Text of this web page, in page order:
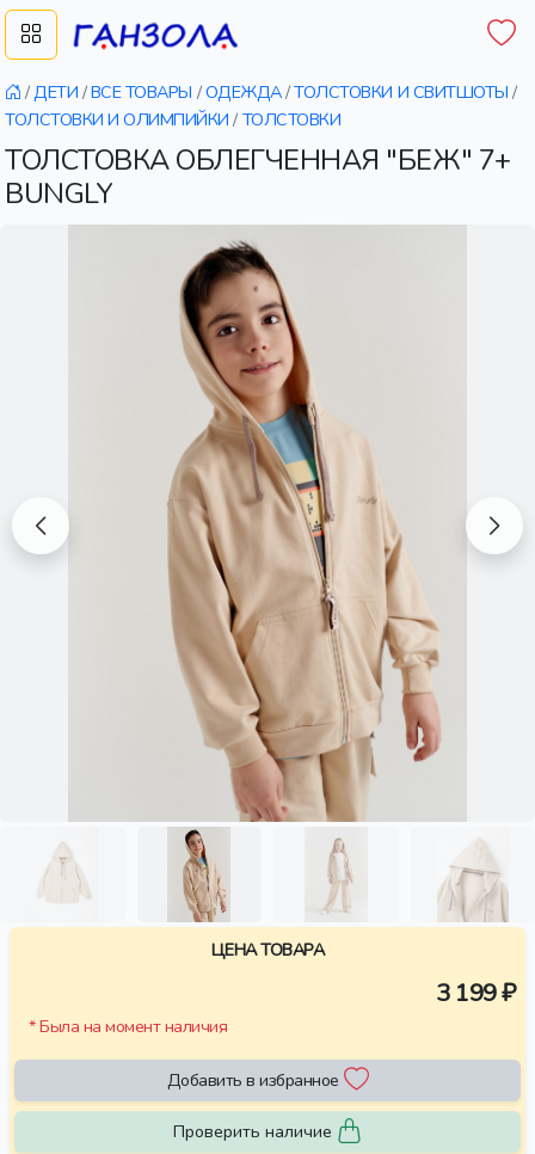
/ДЕТИ /ВСЕ ТОВАРЫ /ОДЕЖДА/ТОЛСТОВКИ И СВИТШОТЫ /
ТОЛСТОВКИ И ОЛИМПИЙКИ / ТОЛСТОВКИ
ТОЛСТОВКА ОБЛЕГЧЕННАЯ "БЕЖ" 7+
BUNGLY
ЦЕНА ТОВАРА
3 199 ₽
* Была на момент наличия
Добавить в избранное
Проверить наличие